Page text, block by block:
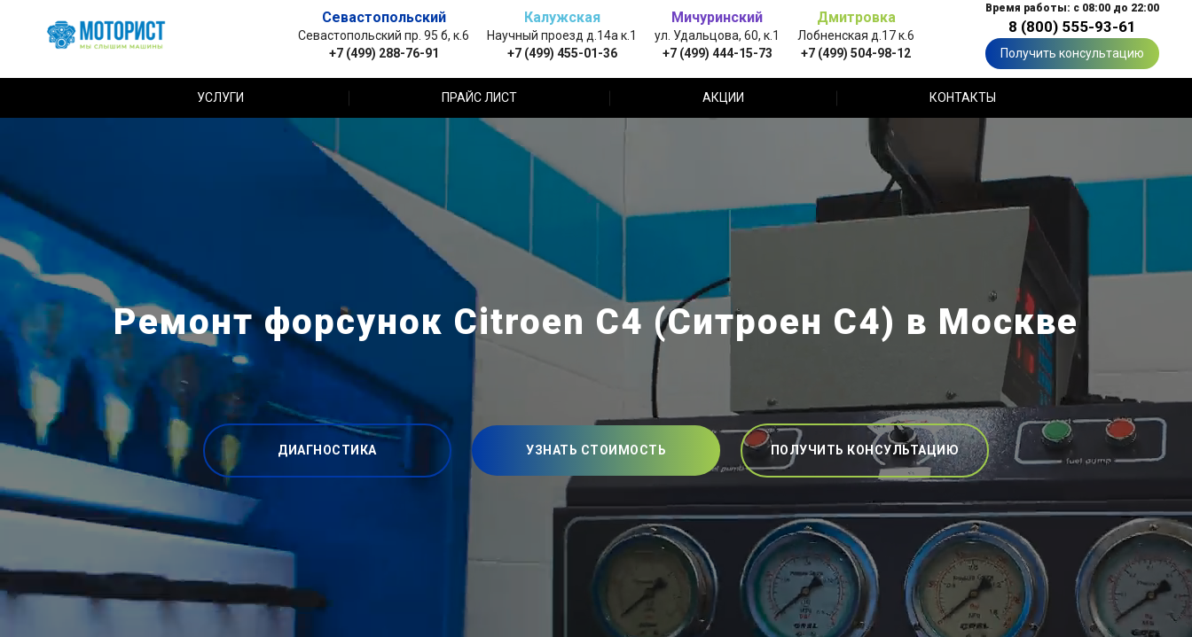
Севастопольский
Севастопольский пр. 95 б, к.6
+7 (499) 288-76-91
Калужская
Научный проезд д.14а к.1
+7 (499) 455-01-36
Мичуринский
ул. Удальцова, 60, к.1
+7 (499) 444-15-73
Дмитровка
Лобненская д.17 к.6
+7 (499) 504-98-12
Время работы: с 08:00 до 22:00
8 (800) 555-93-61
Получить консультацию
УСЛУГИ ПРАЙС ЛИСТ АКЦИИ КОНТАКТЫ
Ремонт форсунок Citroen C4 (Ситроен С4) в Москве
ДИАГНОСТИКА УЗНАТЬ СТОИМОСТЬ ПОЛУЧИТЬ КОНСУЛЬТАЦИЮ